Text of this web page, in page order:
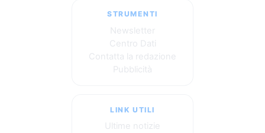
STRUMENTI
Newsletter
Centro Dati
Contatta la redazione
Pubblicità
LINK UTILI
Ultime notizie